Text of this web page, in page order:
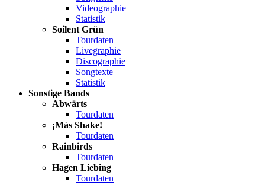
Videographie
Statistik
Soilent Grün
Tourdaten
Livegraphie
Discographie
Songtexte
Statistik
Sonstige Bands
Abwärts
Tourdaten
¡Más Shake!
Tourdaten
Rainbirds
Tourdaten
Hagen Liebing
Tourdaten